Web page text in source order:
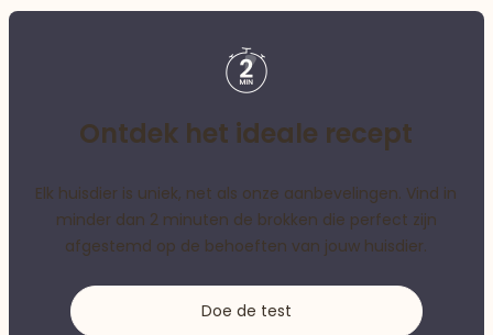
Ontdek het ideale recept
Elk huisdier is uniek, net als onze aanbevelingen. Vind in
minder dan 2 minuten de brokken die perfect zijn
afgestemd op de behoeften van jouw huisdier.
Doe de test